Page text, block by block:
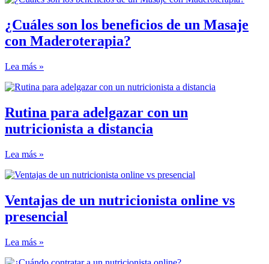
¿Cuáles son los beneficios de un Masaje
con Maderoterapia?
Lea más »
Rutina para adelgazar con un
nutricionista a distancia
Lea más »
Ventajas de un nutricionista online vs
presencial
Lea más »